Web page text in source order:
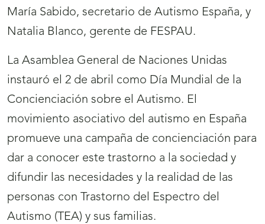
María Sabido, secretario de Autismo España, y
Natalia Blanco, gerente de FESPAU.
La Asamblea General de Naciones Unidas
instauró el 2 de abril como Día Mundial de la
Concienciación sobre el Autismo. El
movimiento asociativo del autismo en España
promueve una campaña de concienciación para
dar a conocer este trastorno a la sociedad y
difundir las necesidades y la realidad de las
personas con Trastorno del Espectro del
Autismo (TEA) y sus familias.